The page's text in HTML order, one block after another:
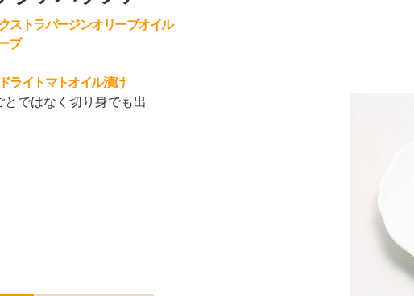
ストラバージンオリーブオイル
ブ
ライトマトオイル漬け
とではなく切り身でも出